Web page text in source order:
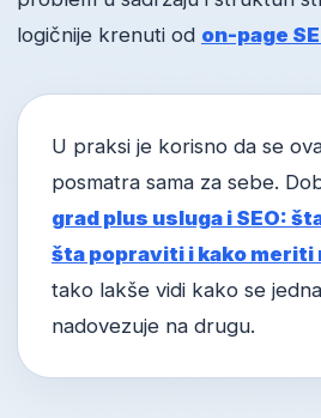
logičnije krenuti od on-page
U praksi je korisno da se
posmatra sama za sebe.
grad plus usluga i SEO:
šta popraviti i kako
tako lakše vidi kako se
nadovezuje na drugu.